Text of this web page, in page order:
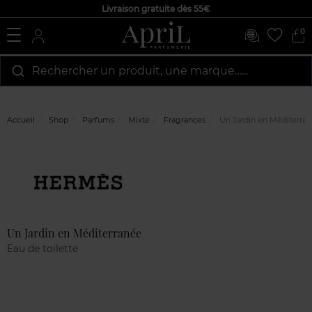
Livraison gratuite dès 55€
0
Rechercher un produit, une marque…...
Accueil Shop Parfums Mixte Fragrances Un Jardin en
Un Jardin en Méditerranée
Eau de toilette